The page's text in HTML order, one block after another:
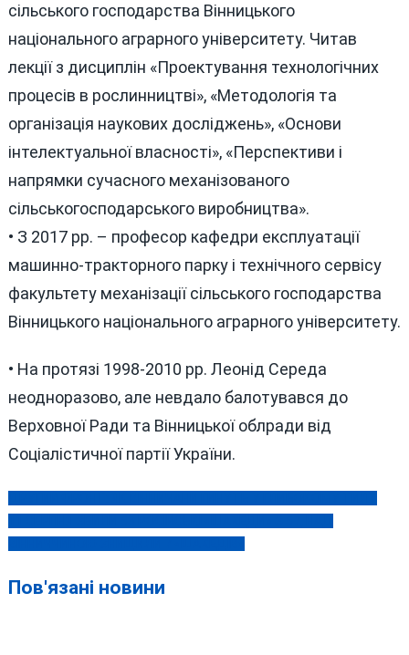
сільського господарства Вінницького
національного аграрного університету. Читав
лекції з дисциплін «Проектування технологічних
процесів в рослинництві», «Методологія та
організація наукових досліджень», «Основи
інтелектуальної власності», «Перспективи і
напрямки сучасного механізованого
сільськогосподарського виробництва».
• З 2017 рр. – професор кафедри експлуатації
машинно-тракторного парку і технічного сервісу
факультету механізації сільського господарства
Вінницького національного аграрного університету.
• На протязі 1998-2010 рр. Леонід Середа
неодноразово, але невдало балотувався до
Верховної Ради та Вінницької облради від
Соціалістичної партії України.
Навігація
записів
Пов'язані новини